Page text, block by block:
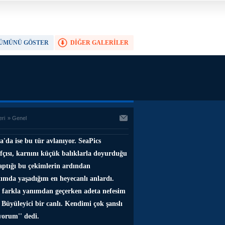
DİĞER GALERİLER
GÖSTER
» Genel
ise bu tür avlanıyor. SeaPics
karnını küçük balıklarla doyurduğu
bu çekimlerin ardından
yaşadığım en heyecanlı anlardı.
yanımdan geçerken adeta nefesim
bir canlı. Kendimi çok şanslı
dedi.